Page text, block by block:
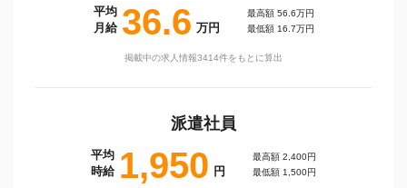
平均
月給 36.6 万円
最高額 56.6万円
最低額 16.7万円
掲載中の求人情報3414件をもとに算出
派遣社員
平均
時給 1,950 円
最高額 2,400円
最低額 1,500円